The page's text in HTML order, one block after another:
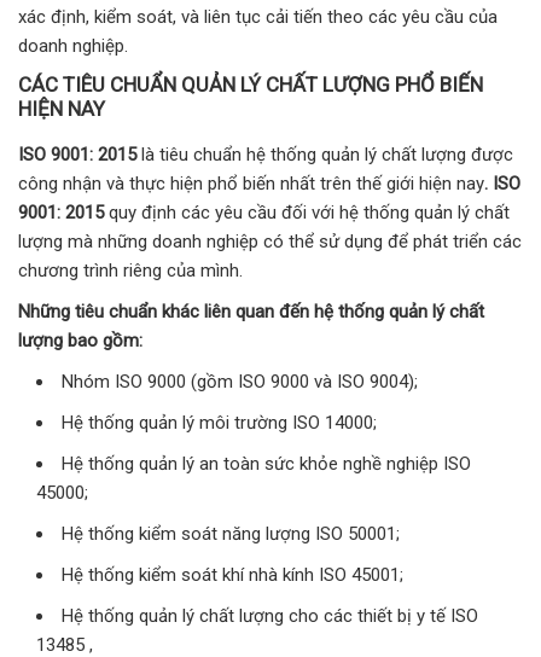
xác định, kiểm soát, và liên tục cải tiến theo các yêu cầu của
doanh nghiệp.
CÁC TIÊU CHUẨN QUẢN LÝ CHẤT LƯỢNG PHỔ BIẾN
HIỆN NAY
ISO 9001: 2015là tiêu chuẩn hệ thống quản lý chất lượng được
công nhận và thực hiện phổ biến nhất trên thế giới hiện nay. ISO
9001: 2015quy định các yêu cầu đối với hệ thống quản lý chất
lượng mà những doanh nghiệp có thể sử dụng để phát triển các
chương trình riêng của mình.
Những tiêu chuẩn khác liên quan đến hệ thống quản lý chất
lượng bao gồm:
Nhóm ISO 9000 (gồm ISO 9000 và ISO 9004);
Hệ thống quản lý môi trường ISO 14000;
Hệ thống quản lý an toàn sức khỏe nghề nghiệp ISO
45000;
Hệ thống kiểm soát năng lượng ISO 50001;
Hệ thống kiểm soát khí nhà kính ISO 45001;
Hệ thống quản lý chất lượng cho các thiết bị y tế ISO
13485 ,